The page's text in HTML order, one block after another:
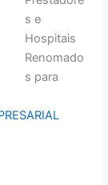
s e
Hospitais
Renomado
s para